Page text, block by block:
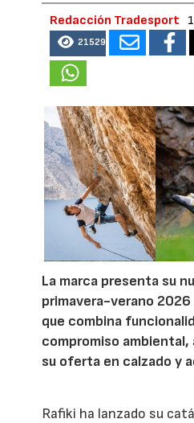
Redacción Tradesport
21529
La marca presenta su
primavera-verano
que combina
compromiso ambiental,
su oferta en calzado y
Rafiki ha lanzado su